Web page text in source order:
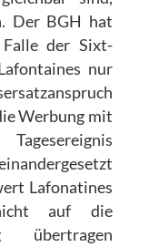
Der BGH hat
der Sixt-
nur
Werbung mit
Lafonatines
auf die
übertragen